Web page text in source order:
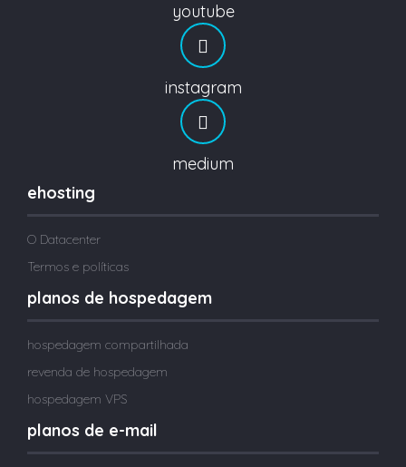
youtube
instagram
medium
ehosting
O Datacenter
Termos e políticas
planos de hospedagem
hospedagem compartilhada
revenda de hospedagem
hospedagem VPS
planos de e-mail